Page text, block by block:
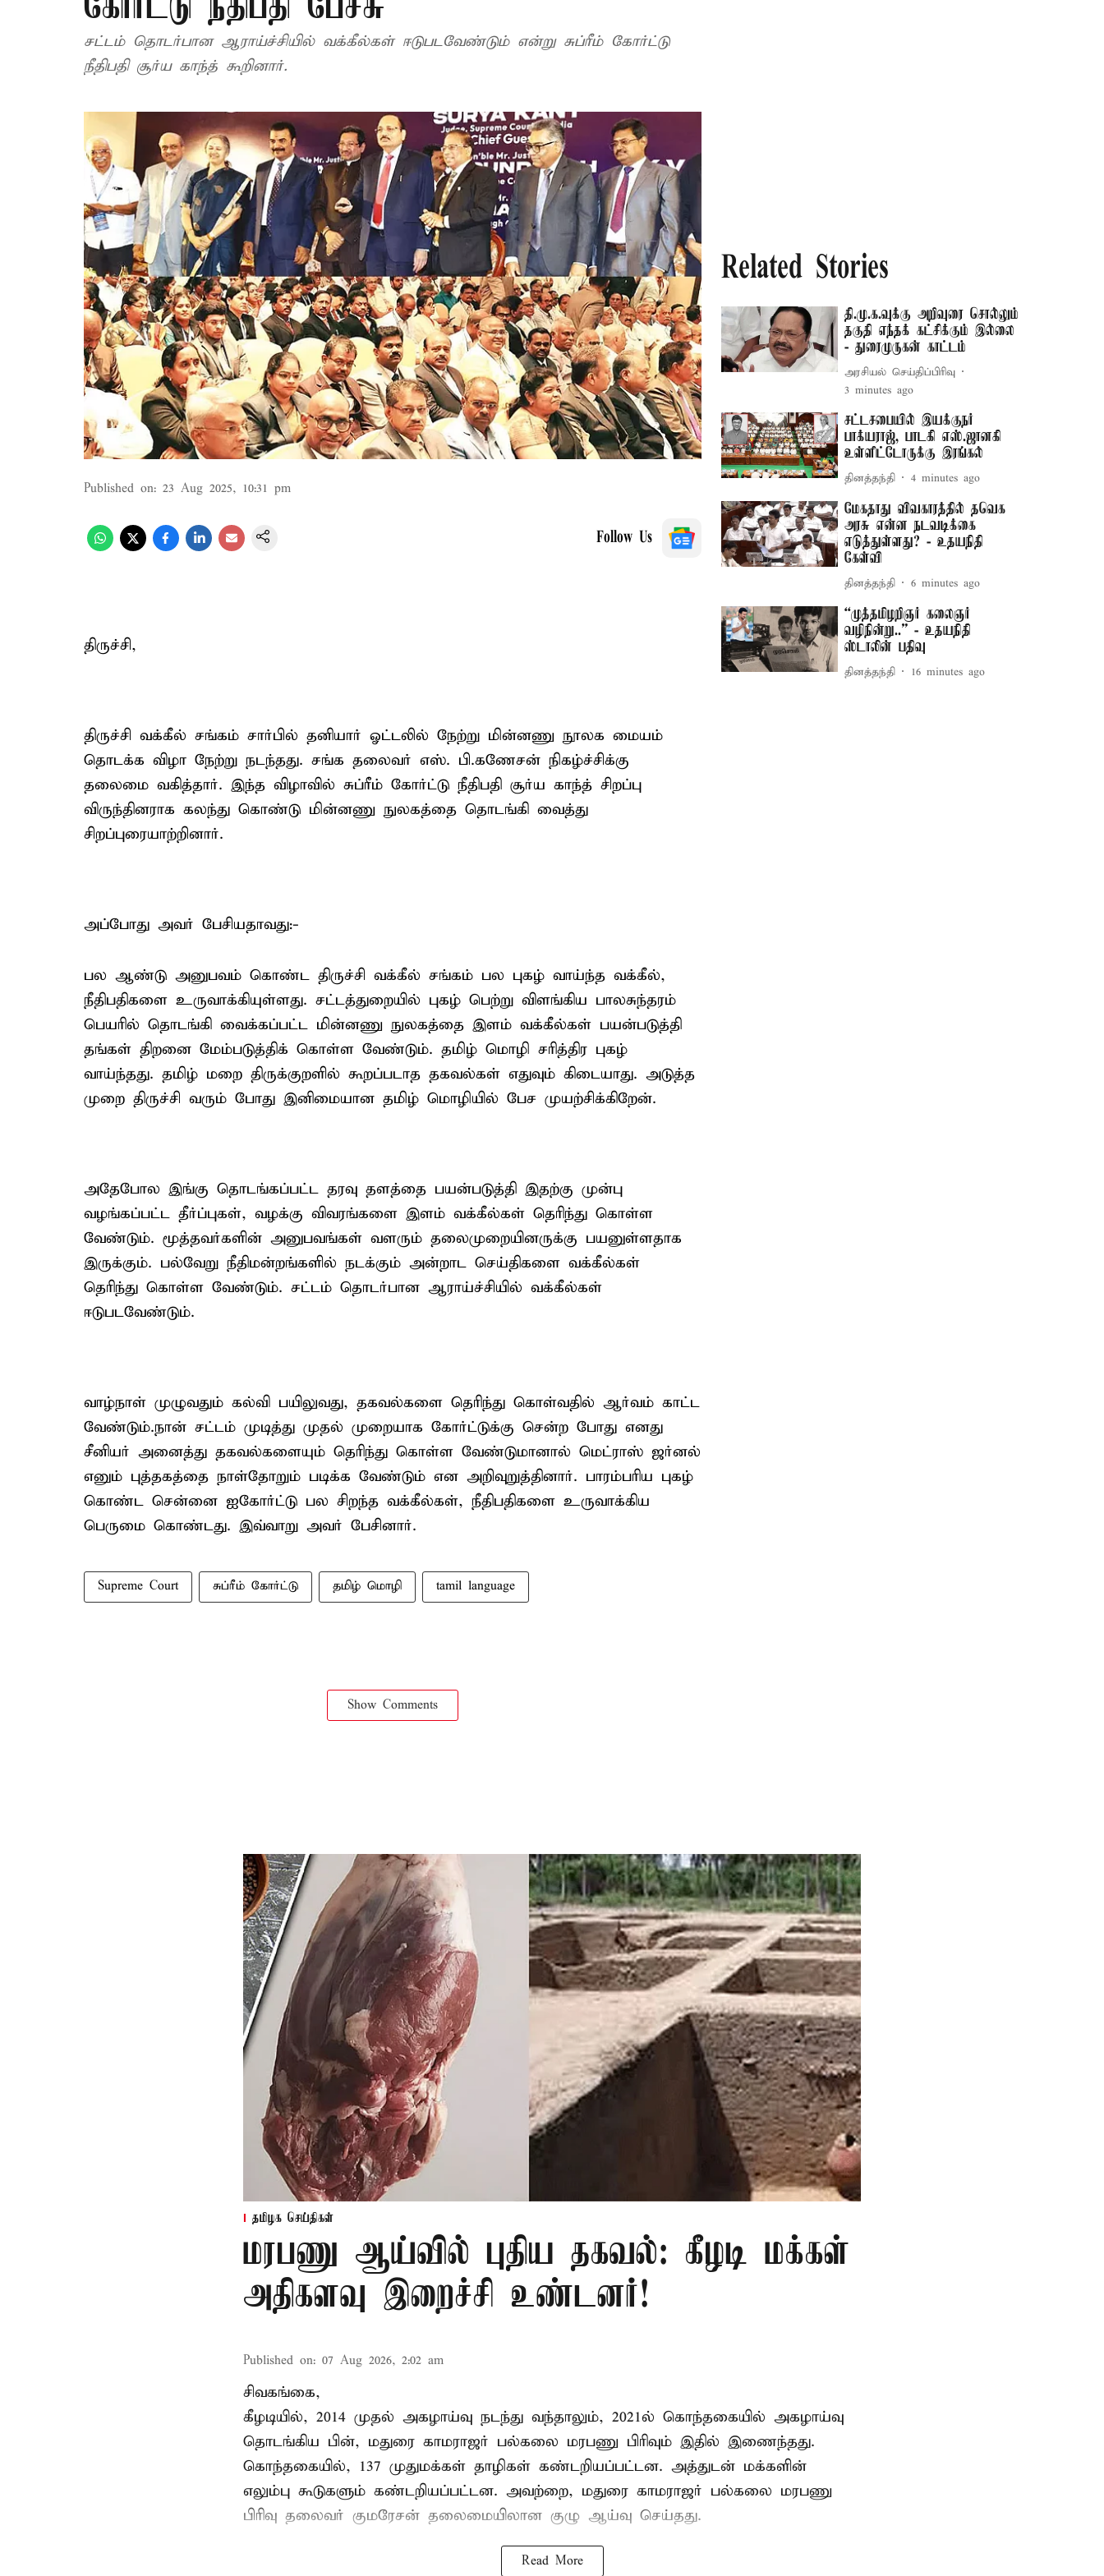
சட்டம் தொடர்பான ஆராய்ச்சியில் வக்கீல்கள் ஈடுபடவேண்டும் என்று சுப்ரீம் கோர்ட்டு
நீதிபதி சூர்ய காந்த் கூறினார்.
Published on: 23 Aug 2025, 10:31 pm
Follow Us
திருச்சி,
திருச்சி வக்கீல் சங்கம் சார்பில் தனியார் ஓட்டலில் நேற்று மின்னணு நூலக மையம்
தொடக்க விழா நேற்று நடந்தது. சங்க தலைவர் எஸ். பி.கணேசன் நிகழ்ச்சிக்கு
தலைமை வகித்தார். இந்த விழாவில் சுப்ரீம் கோர்ட்டு நீதிபதி சூர்ய காந்த் சிறப்பு
விருந்தினராக கலந்து கொண்டு மின்னணு நுலகத்தை தொடங்கி வைத்து
சிறப்புரையாற்றினார்.
அப்போது அவர் பேசியதாவது:-
பல ஆண்டு அனுபவம் கொண்ட திருச்சி வக்கீல் சங்கம் பல புகழ் வாய்ந்த வக்கீல்,
நீதிபதிகளை உருவாக்கியுள்ளது. சட்டத்துறையில் புகழ் பெற்று விளங்கிய பாலசுந்தரம்
பெயரில் தொடங்கி வைக்கப்பட்ட மின்னணு நுலகத்தை இளம் வக்கீல்கள் பயன்படுத்தி
தங்கள் திறனை மேம்படுத்திக் கொள்ள வேண்டும். தமிழ் மொழி சரித்திர புகழ்
வாய்ந்தது. தமிழ் மறை திருக்குறளில் கூறப்படாத தகவல்கள் எதுவும் கிடையாது. அடுத்த
முறை திருச்சி வரும் போது இனிமையான தமிழ் மொழியில் பேச முயற்சிக்கிறேன்.
அதேபோல இங்கு தொடங்கப்பட்ட தரவு தளத்தை பயன்படுத்தி இதற்கு முன்பு
வழங்கப்பட்ட தீர்ப்புகள், வழக்கு விவரங்களை இளம் வக்கீல்கள் தெரிந்து கொள்ள
வேண்டும். மூத்தவர்களின் அனுபவங்கள் வளரும் தலைமுறையினருக்கு பயனுள்ளதாக
இருக்கும். பல்வேறு நீதிமன்றங்களில் நடக்கும் அன்றாட செய்திகளை வக்கீல்கள்
தெரிந்து கொள்ள வேண்டும். சட்டம் தொடர்பான ஆராய்ச்சியில் வக்கீல்கள்
ஈடுபடவேண்டும்.
வாழ்நாள் முழுவதும் கல்வி பயிலுவது, தகவல்களை தெரிந்து கொள்வதில் ஆர்வம் காட்ட
வேண்டும்.நான் சட்டம் முடித்து முதல் முறையாக கோர்ட்டுக்கு சென்ற போது எனது
சீனியர் அனைத்து தகவல்களையும் தெரிந்து கொள்ள வேண்டுமானால் மெட்ராஸ் ஜர்னல்
எனும் புத்தகத்தை நாள்தோறும் படிக்க வேண்டும் என அறிவுறுத்தினார். பாரம்பரிய புகழ்
கொண்ட சென்னை ஐகோர்ட்டு பல சிறந்த வக்கீல்கள், நீதிபதிகளை உருவாக்கிய
பெருமை கொண்டது. இவ்வாறு அவர் பேசினார்.
Supreme Court சுப்ரீம் கோர்ட்டு தமிழ் மொழி tamil language
Show Comments
Related Stories
தி.மு.க.வுக்கு அறிவுரை சொல்லும்
தகுதி எந்தக் கட்சிக்கும் இல்லை
- துரைமுருகன் காட்டம்
அரசியல் செய்திப்பிரிவு
3 minutes ago
சட்டசபையில் இயக்குநர்
பாக்யராஜ், பாடகி எஸ்.ஜானகி
உள்ளிட்டோருக்கு இரங்கல்
தினத்தந்தி 4 minutes ago
மேகதாது விவகாரத்தில் தவெக
அரசு என்ன நடவடிக்கை
எடுத்துள்ளது? - உதயநிதி
கேள்வி
தினத்தந்தி 6 minutes ago
“முத்தமிழறிஞர் கலைஞர்
வழிநின்று..” - உதயநிதி
ஸ்டாலின் பதிவு
தினத்தந்தி 16 minutes ago
தமிழக செய்திகள்
மரபணு ஆய்வில் புதிய தகவல்: கீழடி மக்கள்
அதிகளவு இறைச்சி உண்டனர்!
Published on: 07 Aug 2026, 2:02 am
சிவகங்கை,
கீழடியில், 2014 முதல் அகழாய்வு நடந்து வந்தாலும், 2021ல் கொந்தகையில் அகழாய்வு
தொடங்கிய பின், மதுரை காமராஜர் பல்கலை மரபணு பிரிவும் இதில் இணைந்தது.
கொந்தகையில், 137 முதுமக்கள் தாழிகள் கண்டறியப்பட்டன. அத்துடன் மக்களின்
எலும்பு கூடுகளும் கண்டறியப்பட்டன. அவற்றை, மதுரை காமராஜர் பல்கலை மரபணு
பிரிவு தலைவர் குமரேசன் தலைமையிலான குழு ஆய்வு செய்தது.
Read More